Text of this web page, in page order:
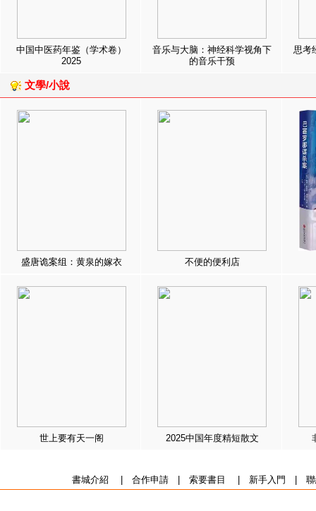
中国中医药年鉴（学术卷）
2025
音乐与大脑：神经科学视角下
的音乐干预
思考
文學/小說
盛唐诡案组：黄泉的嫁衣 不便的便利店
世上要有天一阁 2025中国年度精短散文
書城介紹 合作申請| 索要書目 新手入門